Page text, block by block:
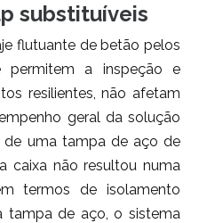
substituíveis
flutuante de betão pelos
permitem a inspeção e
resilientes, não afetam
geral da solução
de uma tampa de aço de
caixa não resultou numa
termos de isolamento
tampa de aço, o sistema